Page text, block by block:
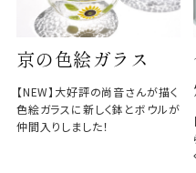
京の色絵ガラス
【NEW】大好評の尚音さんが描く
色絵ガラスに新しく鉢とボウルが
仲間入りしました！